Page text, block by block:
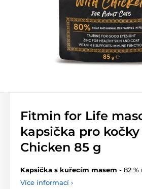
Fitmin for Life
kapsička pro
Chicken 85 g
Kapsička s kuřecím masem - 82 %
Více informací ›